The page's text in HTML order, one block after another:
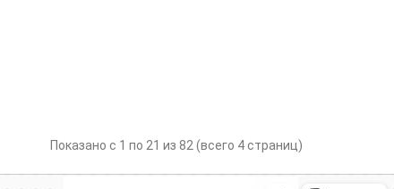
Показано с 1 по 21 из 82 (всего 4 страниц)